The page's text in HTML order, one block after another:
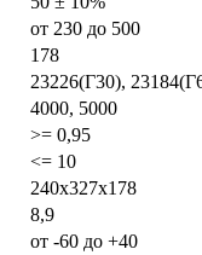
от 230 до 500
178
23226(Г30),
4000, 5000
>= 0,95
<= 10
240x327x178
8,9
от -60 до +40